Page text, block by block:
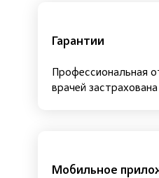
Гарантии
Профессиональная
врачей
Мобильное